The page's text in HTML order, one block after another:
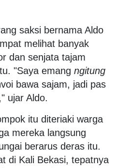
saksi bernama Aldo
melihat banyak
dan senjata tajam
"Saya emang ngitung
bawa sajam, jadi pas
ujar Aldo.
itu diteriaki warga
mereka langsung
berarus deras itu.
di Kali Bekasi, tepatnya